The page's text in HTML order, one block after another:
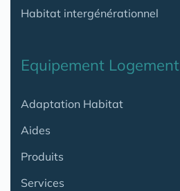
Habitat intergénérationnel
Equipement Logement
Adaptation Habitat
Aides
Produits
Services